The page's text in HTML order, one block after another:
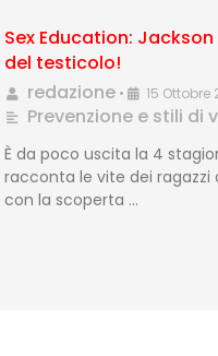
Sex Education:
del testicolo!
redazione • 15 Ottobre
Prevenzione e stili di
È da poco uscita la 4
racconta le vite dei ragazzi
con la scoperta …